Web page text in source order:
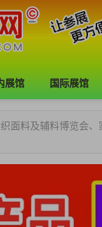
展馆 国际展馆
面料及辅料博览会